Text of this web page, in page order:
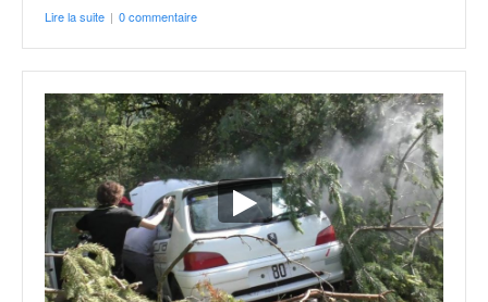
Lire la suite | 0 commentaire